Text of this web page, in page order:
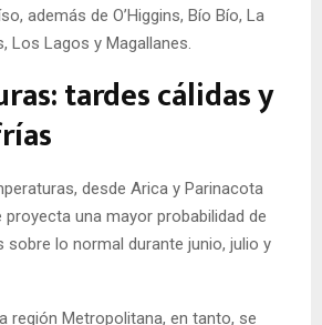
además de O’Higgins, Bío Bío, La
Los Lagos y Magallanes.
tardes cálidas y
desde Arica y Parinacota
una mayor probabilidad de
sobre lo normal durante junio, julio y
región Metropolitana, en tanto, se